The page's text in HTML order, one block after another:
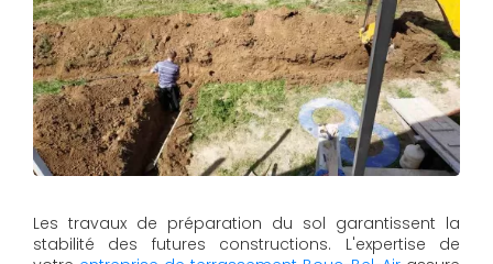
Les travaux de préparation du sol garantissent la
stabilité des futures constructions. L'expertise de